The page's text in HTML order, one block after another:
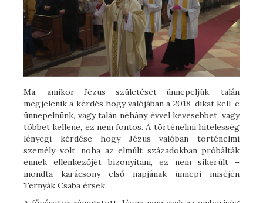
Ma, amikor Jézus születését ünnepeljük, talán
megjelenik a kérdés hogy valójában a 2018-dikat kell-e
ünnepelnünk, vagy talán néhány évvel kevesebbet, vagy
többet kellene, ez nem fontos. A történelmi hitelesség
lényegi kérdése hogy Jézus valóban történelmi
személy volt, noha az elmúlt századokban próbálták
ennek ellenkezőjét bizonyítani, ez nem sikerült –
mondta karácsony első napjának ünnepi miséjén
Ternyák Csaba érsek.